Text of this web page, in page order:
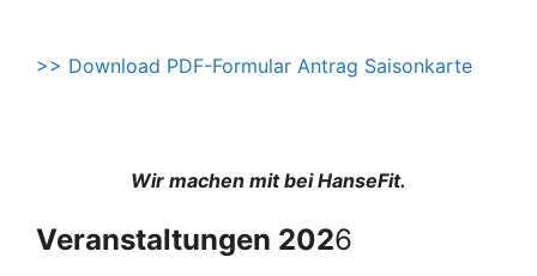
>> Download PDF-Formular Antrag Saisonkarte
Wir machen mit bei HanseFit.
Veranstaltungen 2026